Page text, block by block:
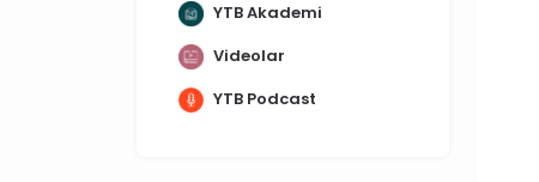
YTB Akademi
Videolar
YTB Podcast